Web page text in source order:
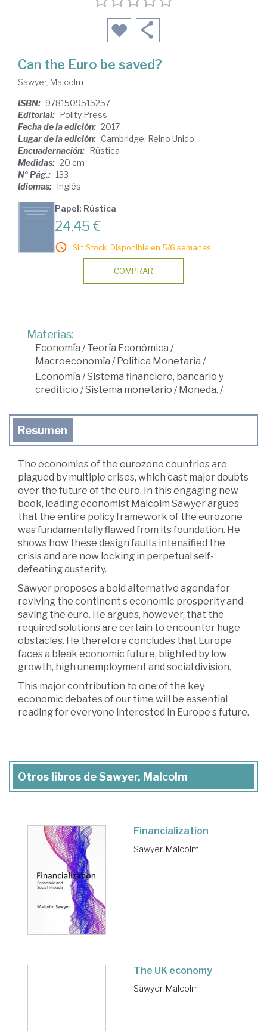
Can the Euro be saved?
Sawyer, Malcolm
ISBN: 9781509515257
Editorial: Polity Press
Fecha de la edición: 2017
Lugar de la edición: Cambridge. Reino Unido
Encuadernación: Rústica
Medidas: 20 cm
Nº Pág.: 133
Idiomas: Inglés
Papel: Rústica
24,45 €
Sin Stock. Disponible en 5/6 semanas.
COMPRAR
Materias:
Economía /Teoría Económica /
Macroeconomía /Política Monetaria /
Economía /Sistema financiero, bancario y
crediticio /Sistema monetario /Moneda. /
Resumen
The economies of the eurozone countries are
plagued by multiple crises, which cast major doubts
over the future of the euro. In this engaging new
book, leading economist Malcolm Sawyer argues
that the entire policy framework of the eurozone
was fundamentally flawed from its foundation. He
shows how these design faults intensified the
crisis and are now locking in perpetual self-
defeating austerity.
Sawyer proposes a bold alternative agenda for
reviving the continent s economic prosperity and
saving the euro. He argues, however, that the
required solutions are certain to encounter huge
obstacles. He therefore concludes that Europe
faces a bleak economic future, blighted by low
growth, high unemployment and social division.
This major contribution to one of the key
economic debates of our time will be essential
reading for everyone interested in Europe s future.
Otros libros de Sawyer, Malcolm
Financialization
Sawyer, Malcolm
The UK economy
Sawyer, Malcolm